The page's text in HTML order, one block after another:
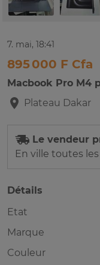
7. mai, 18:41
895 000 F Cfa
Macbook Pro M4
Plateau Dakar
Le vendeur
En ville toutes
Détails
Etat
Marque
Couleur